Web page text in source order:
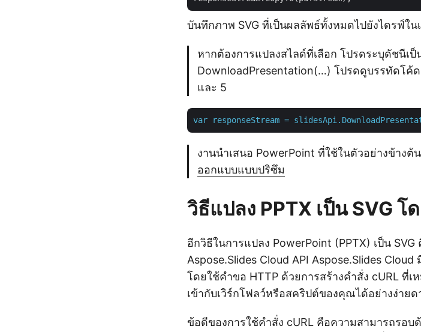
บันทึกภาพ SVG ที่เป็นผลลัพธ์ทั้งหมดไปยังไดรฟ์ใน
หากต้องการแปลงสไลด์ที่เลือก โปรดระบุดัชนีเป็
DownloadPresentation(…) โปรดดูบรรทัดโค้
และ 5
var responseStream =
งานนำเสนอ PowerPoint ที่ใช้ในตัวอย่างข้าง
ออกแบบแบบปริซึม
วิธีแปลง PPTX เป็น SVG โ
อีกวิธีในการแปลง PowerPoint (PPTX) เป็น
Aspose.Slides Cloud API Aspose.Slides
โดยใช้คำขอ HTTP ด้วยการสร้างคำสั่ง cURL ที่
เข้ากับเวิร์กโฟลว์หรือสคริปต์ของคุณได้อย่างง่ายด
ข้อดีของการใช้คำสั่ง cURL คือความสามารถรอ